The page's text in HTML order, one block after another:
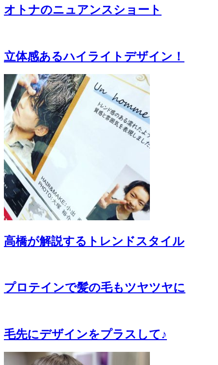
オトナのニュアンスショート
立体感あるハイライトデザイン！
高橋が解説するトレンドスタイル
プロテインで髪の毛もツヤツヤに
毛先にデザインをプラスして♪